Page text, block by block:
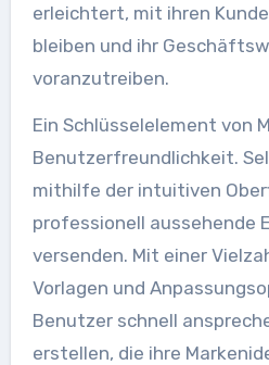
erleichtert, mit ihren
bleiben und ihr
voranzutreiben.
Ein Schlüsselelement von
Benutzerfreundlichkeit.
mithilfe der intuitiven
professionell aussehende
versenden. Mit einer
Vorlagen und
Benutzer schnell
erstellen, die ihre